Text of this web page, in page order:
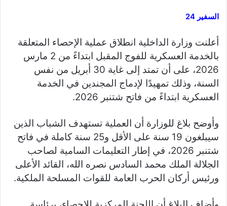
السفير 24
أعلنت وزارة الداخلية انطلاق عملية الإحصاء المتعلقة
بالخدمة العسكرية للفوج المقبل ابتداءً من 2 مارس
2026، على أن تمتد إلى غاية 30 أبريل من نفس
السنة، وذلك تمهيدًا لإدماج المجندين في الخدمة
العسكرية ابتداءً من فاتح شتنبر 2026.
وأوضح بلاغ للوزارة أن العملية تستهدف الشباب الذين
سيبلغون 19 سنة على الأقل و25 سنة كاملة في فاتح
شتنبر 2026، في إطار التعليمات السامية لصاحب
الجلالة الملك محمد السادس نصره الله، القائد الأعلى
ورئيس أركان الحرب العامة للقوات المسلحة الملكية.